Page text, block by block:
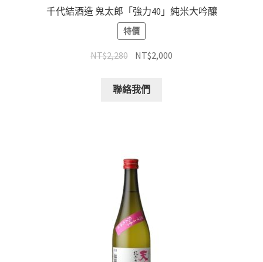
千代結酒造 鬼太郎「強力40」純米大吟釀
特價
NT$2,280 NT$2,000
聯絡我們